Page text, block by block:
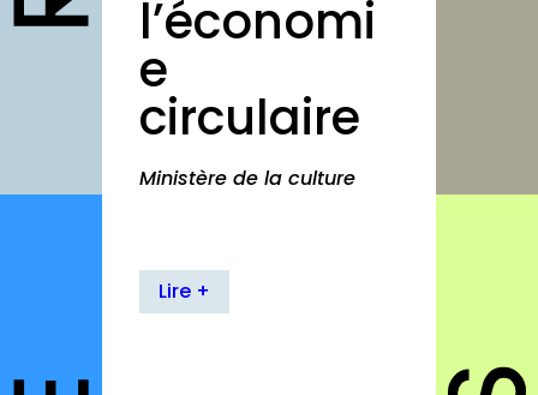
Publications
agenda
annuaires
autres annuaires
l’économi
e
circulaire
Ministère de la culture
Lire +